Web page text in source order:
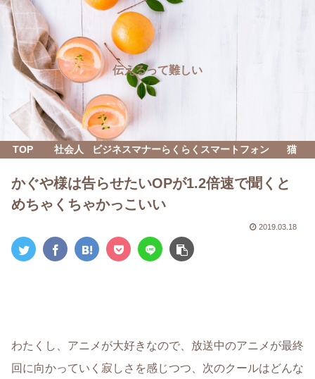
伝えるって難しい
TOP 社会人 ビジネスマナーらくらくスマートフォン 猫
かぐや様は告らせたいOPが1.2倍速で聞くと
めちゃくちゃかっこいい
2019.03.18
わたくし、アニメが大好きなので、放送中のアニメが最終
回に向かっていく寂しさを感じつつ、次のクールはどんな